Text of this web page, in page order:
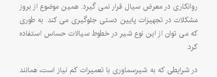
روانکاری در معرض سیال قرار نمی گیرد. همین موضوع از بروز
مشکلات در تجهیزات پایین دستی جلوگیری می کند. به طوری
که می توان از این نوع شیر در خطوط سیالات حساس استفاده
کرد.
در شرایطی که به شیرسماوری با تعمیرات کم نیاز است، همانند